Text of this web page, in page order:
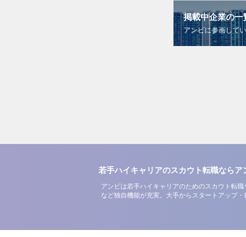
掲載中企業の一
アンビに参画して
若手ハイキャリアのスカウト転職ならア
アンビは若手ハイキャリアのためのスカウト転
など独自機能が充実。大手からスタートアップ・